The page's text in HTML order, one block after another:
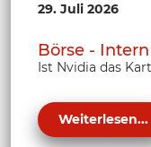
29. Juli 2026
Börse - Intern
Ist Nvidia das
Weiterlesen...